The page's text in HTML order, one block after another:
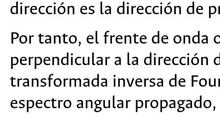
dirección es la dirección de
Por tanto, el frente de onda
perpendicular a la dirección
transformada inversa de
espectro angular